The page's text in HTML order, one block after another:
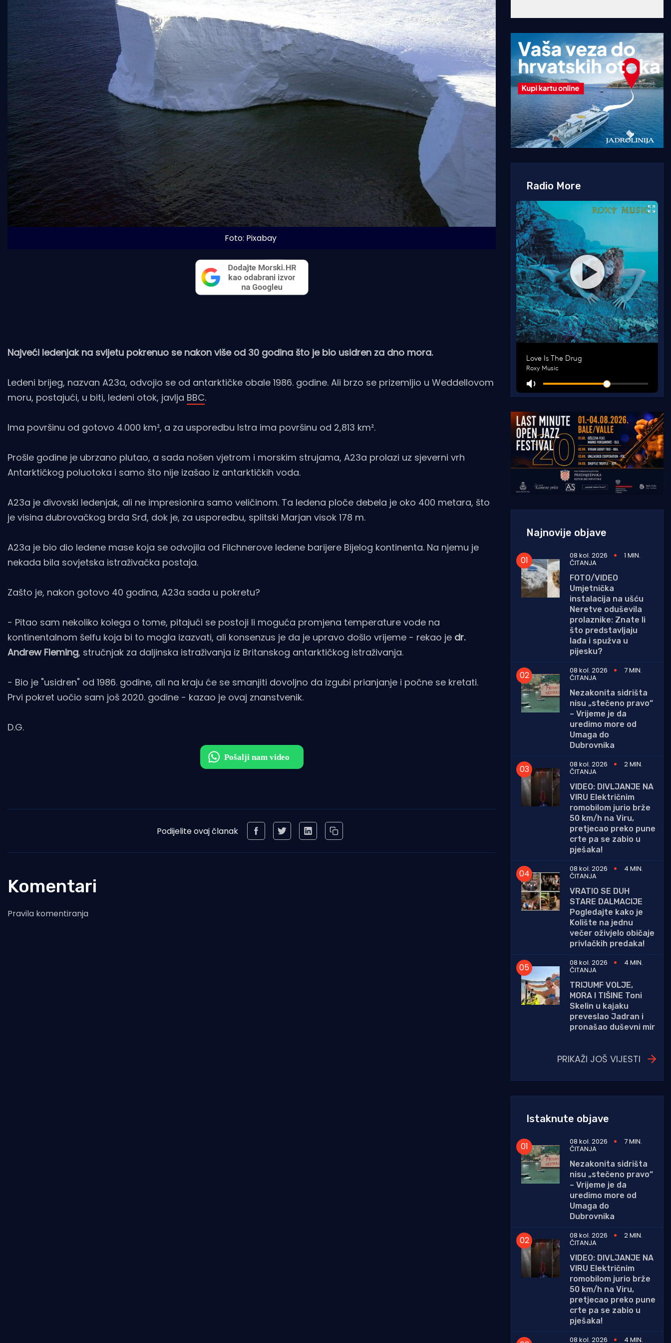
Foto: Pixabay
Najveći ledenjak na svijetu pokrenuo se nakon više od 30 godina što je bio usidren za dno mora.
Ledeni brijeg, nazvan A23a, odvojio se od antarktičke obale 1986. godine. Ali brzo se prizemljio u Weddellovom
moru, postajući, u biti, ledeni otok, javlja BBC.
Ima površinu od gotovo 4.000 km², a za usporedbu Istra ima površinu od 2,813 km².
Prošle godine je ubrzano plutao, a sada nošen vjetrom i morskim strujama, A23a prolazi uz sjeverni vrh
Antarktičkog poluotoka i samo što nije izašao iz antarktičkih voda.
A23a je divovski ledenjak, ali ne impresionira samo veličinom. Ta ledena ploče debela je oko 400 metara, što
je visina dubrovačkog brda Srđ, dok je, za usporedbu, splitski Marjan visok 178 m.
A23a je bio dio ledene mase koja se odvojila od Filchnerove ledene barijere Bijelog kontinenta. Na njemu je
nekada bila sovjetska istraživačka postaja.
Zašto je, nakon gotovo 40 godina, A23a sada u pokretu?
- Pitao sam nekoliko kolega o tome, pitajući se postoji li moguća promjena temperature vode na
kontinentalnom šelfu koja bi to mogla izazvati, ali konsenzus je da je upravo došlo vrijeme - rekao je dr.
Andrew Fleming, stručnjak za daljinska istraživanja iz Britanskog antarktičkog istraživanja.
- Bio je "usidren" od 1986. godine, ali na kraju će se smanjiti dovoljno da izgubi prianjanje i počne se kretati.
Prvi pokret uočio sam još 2020. godine - kazao je ovaj znanstvenik.
D.G.
Podijelite ovaj članak
Komentari
Pravila komentiranja
Radio More
Najnovije objave
08 kol. 2026 1 MIN.
ČITANJA
FOTO/VIDEO
Umjetnička
instalacija na ušću
Neretve oduševila
prolaznike: Znate li
što predstavljaju
lađa i spužva u
pijesku?
08 kol. 2026
7 MIN.
ČITANJA
Nezakonita sidrišta
nisu „stečeno pravo“
– Vrijeme je da
uredimo more od
Umaga do
Dubrovnika
08 kol. 2026
2 MIN.
ČITANJA
VIDEO: DIVLJANJE NA
VIRU Električnim
romobilom jurio brže
50 km/h na Viru,
pretjecao preko pune
crte pa se zabio u
pješaka!
08 kol. 2026
4 MIN.
ČITANJA
VRATIO SE DUH
STARE DALMACIJE
Pogledajte kako je
Kolište na jednu
večer oživjelo običaje
privlačkih predaka!
08 kol. 2026
4 MIN.
ČITANJA
TRIJUMF VOLJE,
MORA I TIŠINE Toni
Skelin u kajaku
preveslao Jadran i
pronašao duševni mir
PRIKAŽI JOŠ VIJESTI
Istaknute objave
08 kol. 2026 7 MIN.
ČITANJA
Nezakonita sidrišta
nisu „stečeno pravo“
– Vrijeme je da
uredimo more od
Umaga do
Dubrovnika
08 kol. 2026
2 MIN.
ČITANJA
VIDEO: DIVLJANJE NA
VIRU Električnim
romobilom jurio brže
50 km/h na Viru,
pretjecao preko pune
crte pa se zabio u
pješaka!
08 kol. 2026
4 MIN.